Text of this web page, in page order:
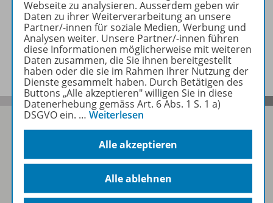
Video
Benachrichtigungs-Service
Folgen Sie uns auf Social Media
Webseite zu analysieren. Ausserdem geben wir
Daten zu ihrer Weiterverarbeitung an unsere
Partner/-innen für soziale Medien, Werbung und
Analysen weiter. Unsere Partner/-innen führen
diese Informationen möglicherweise mit weiteren
Daten zusammen, die Sie ihnen bereitgestellt
haben oder die sie im Rahmen Ihrer Nutzung der
Dienste gesammelt haben. Durch Betätigen des
Buttons „Alle akzeptieren" willigen Sie in diese
Datenerhebung gemäss Art. 6 Abs. 1 S. 1 a)
DSGVO ein. … Weiterlesen
Alle akzeptieren
Alle ablehnen